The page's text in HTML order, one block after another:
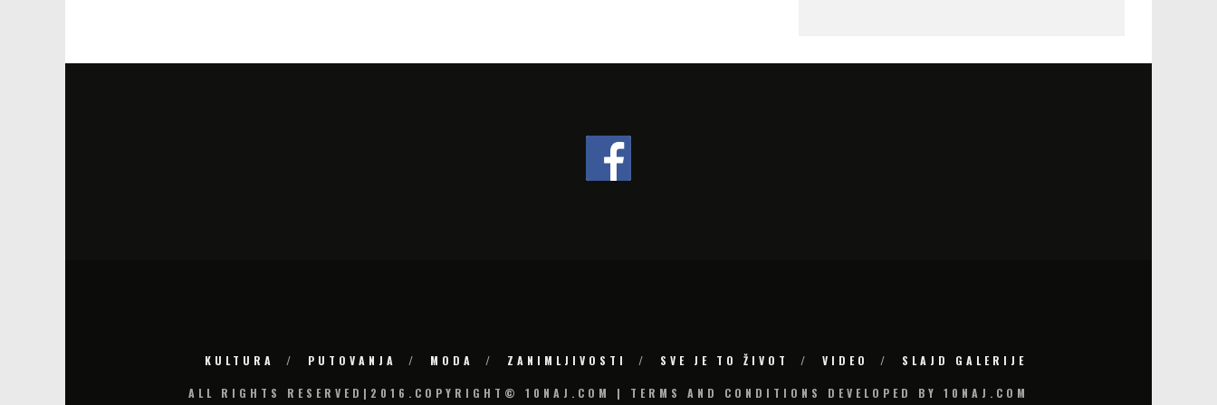
KULTURA PUTOVANJA MODA ZANIMLJIVOSTI SVE JE TO ŽIVOT VIDEO SLAJD GALERIJE
ALL RIGHTS RESERVED|2016.COPYRIGHT© 10NAJ.COM | TERMS AND CONDITIONS DEVELOPED BY 10NAJ.COM